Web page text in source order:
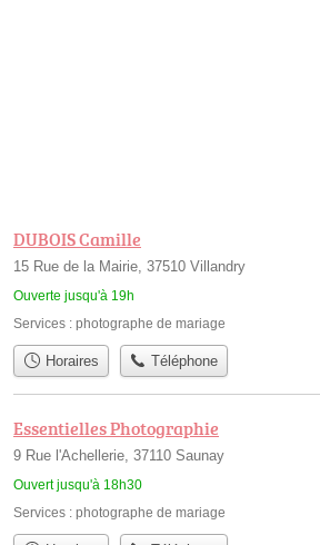
DUBOIS Camille
15 Rue de la Mairie, 37510 Villandry
Ouverte jusqu'à 19h
Services : photographe de mariage
Horaires Téléphone
Essentielles Photographie
9 Rue l'Achellerie, 37110 Saunay
Ouvert jusqu'à 18h30
Services : photographe de mariage